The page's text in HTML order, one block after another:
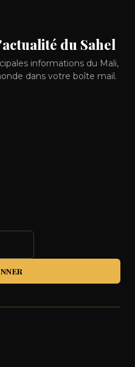
du Sahel
informations du Mali,
dans votre boîte mail.